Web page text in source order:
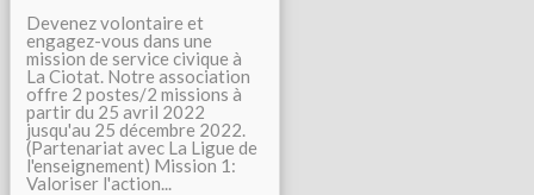
Devenez volontaire et
engagez-vous dans une
mission de service civique à
La Ciotat. Notre association
offre 2 postes/2 missions à
partir du 25 avril 2022
jusqu'au 25 décembre 2022.
(Partenariat avec La Ligue de
l'enseignement) Mission 1:
Valoriser l'action...